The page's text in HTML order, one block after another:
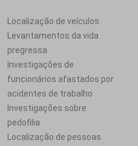
Localização de veículos
Levantamentos da vida
pregressa
Investigações de
funcionários afastados por
acidentes de trabalho
Investigações sobre
pedofilia
Localização de pessoas